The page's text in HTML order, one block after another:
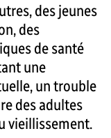
des jeunes
des
de santé
une
un trouble
des adultes
vieillissement.